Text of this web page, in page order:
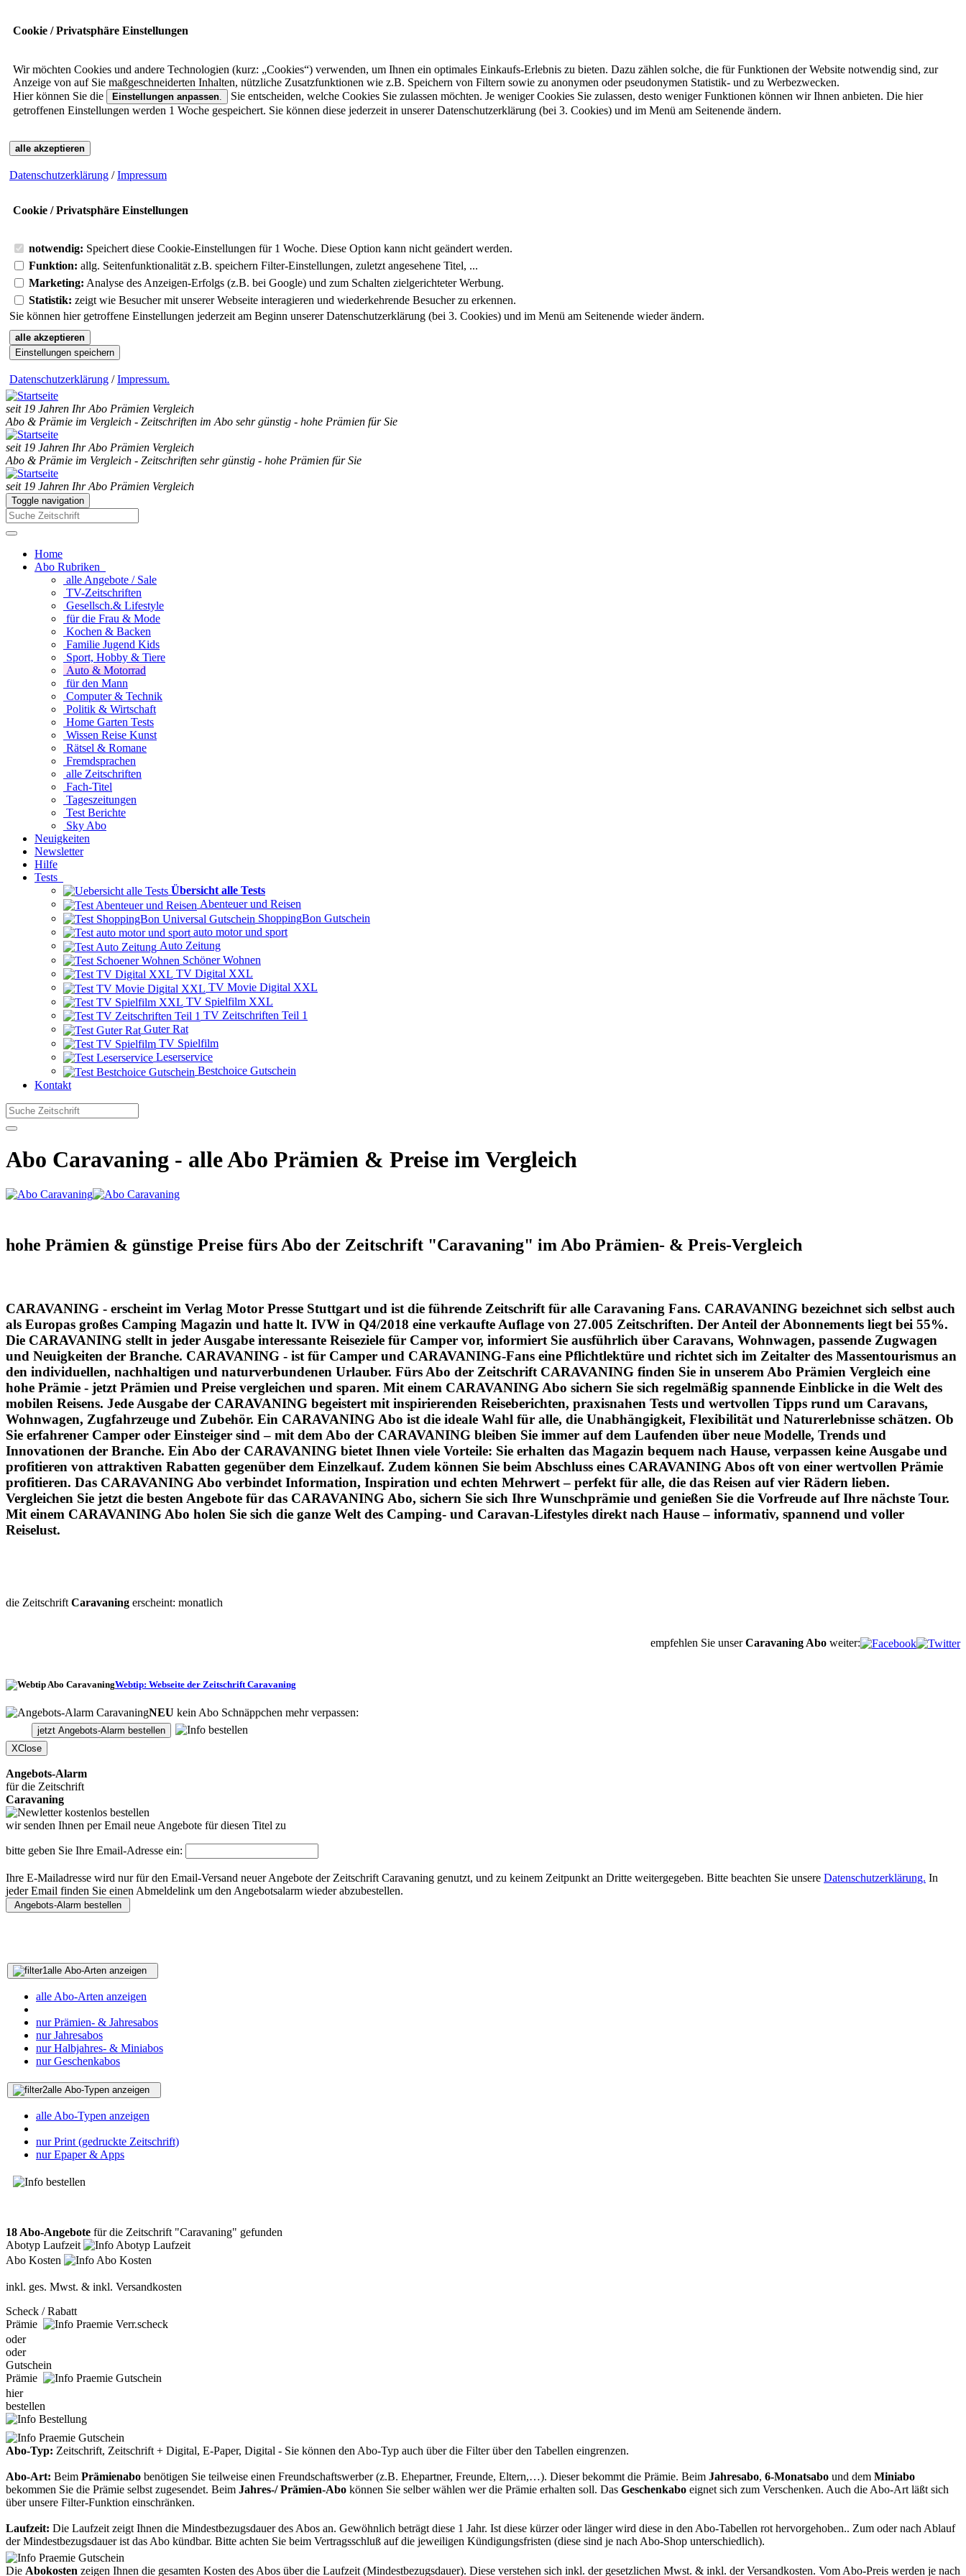
Cookie / Privatsphäre Einstellungen
Wir möchten Cookies und andere Technologien (kurz: „Cookies“) verwenden, um Ihnen ein optimales Einkaufs-Erlebnis zu bieten. Dazu zählen solche, die für Funktionen der Website notwendig sind, zur
Anzeige von auf Sie maßgeschneiderten Inhalten, nützliche Zusatzfunktionen wie z.B. Speichern von Filtern sowie zu anonymen oder pseudonymen Statistik- und zu Werbezwecken.
Hier können Sie die
Einstellungen anpassen.
Sie entscheiden, welche Cookies Sie zulassen möchten. Je weniger Cookies Sie zulassen, desto weniger Funktionen können wir Ihnen anbieten. Die hier
getroffenen Einstellungen werden 1 Woche gespeichert. Sie können diese jederzeit in unserer Datenschutzerklärung (bei 3. Cookies) und im Menü am Seitenende ändern.
alle akzeptieren
Datenschutzerklärung /Impressum
Cookie / Privatsphäre Einstellungen
notwendig: Speichert diese Cookie-Einstellungen für 1 Woche. Diese Option kann nicht geändert werden.
Funktion: allg. Seitenfunktionalität z.B. speichern Filter-Einstellungen, zuletzt angesehene Titel, ...
Marketing: Analyse des Anzeigen-Erfolgs (z.B. bei Google) und zum Schalten zielgerichteter Werbung.
Statistik: zeigt wie Besucher mit unserer Webseite interagieren und wiederkehrende Besucher zu erkennen.
Sie können hier getroffene Einstellungen jederzeit am Beginn unserer Datenschutzerklärung (bei 3. Cookies) und im Menü am Seitenende wieder ändern.
alle akzeptieren
Einstellungen speichern
Datenschutzerklärung /Impressum.
seit 19 Jahren Ihr Abo Prämien Vergleich
Abo & Prämie im Vergleich - Zeitschriften im Abo sehr günstig - hohe Prämien für Sie
seit 19 Jahren Ihr Abo Prämien Vergleich
Abo & Prämie im Vergleich - Zeitschriften sehr günstig - hohe Prämien für Sie
seit 19 Jahren Ihr Abo Prämien Vergleich
Toggle navigation
Home
Abo Rubriken
alle Angebote / Sale
TV-Zeitschriften
Gesellsch.& Lifestyle
für die Frau & Mode
Kochen & Backen
Familie Jugend Kids
Sport, Hobby & Tiere
Auto & Motorrad
für den Mann
Computer & Technik
Politik & Wirtschaft
Home Garten Tests
Wissen Reise Kunst
Rätsel & Romane
Fremdsprachen
alle Zeitschriften
Fach-Titel
Tageszeitungen
Test Berichte
Sky Abo
Neuigkeiten
Newsletter
Hilfe
Tests
Übersicht alle Tests
Abenteuer und Reisen
ShoppingBon Gutschein
auto motor und sport
Auto Zeitung
Schöner Wohnen
TV Digital XXL
TV Movie Digital XXL
TV Spielfilm XXL
TV Zeitschriften Teil 1
Guter Rat
TV Spielfilm
Leserservice
Bestchoice Gutschein
Kontakt
Abo Caravaning - alle Abo Prämien & Preise im Vergleich
hohe Prämien & günstige Preise fürs Abo der Zeitschrift "Caravaning" im Abo Prämien- & Preis-Vergleich
CARAVANING - erscheint im Verlag Motor Presse Stuttgart und ist die führende Zeitschrift für alle Caravaning Fans. CARAVANING bezeichnet sich selbst auch
als Europas großes Camping Magazin und hatte lt. IVW in Q4/2018 eine verkaufte Auflage von 27.005 Zeitschriften. Der Anteil der Abonnements liegt bei 55%.
Die CARAVANING stellt in jeder Ausgabe interessante Reiseziele für Camper vor, informiert Sie ausführlich über Caravans, Wohnwagen, passende Zugwagen
und Neuigkeiten der Branche. CARAVANING - ist für Camper und CARAVANING-Fans eine Pflichtlektüre und richtet sich im Zeitalter des Massentourismus an
den individuellen, nachhaltigen und naturverbundenen Urlauber. Fürs Abo der Zeitschrift CARAVANING finden Sie in unserem Abo Prämien Vergleich eine
hohe Prämie - jetzt Prämien und Preise vergleichen und sparen. Mit einem CARAVANING Abo sichern Sie sich regelmäßig spannende Einblicke in die Welt des
mobilen Reisens. Jede Ausgabe der CARAVANING begeistert mit inspirierenden Reiseberichten, praxisnahen Tests und wertvollen Tipps rund um Caravans,
Wohnwagen, Zugfahrzeuge und Zubehör. Ein CARAVANING Abo ist die ideale Wahl für alle, die Unabhängigkeit, Flexibilität und Naturerlebnisse schätzen. Ob
Sie erfahrener Camper oder Einsteiger sind – mit dem Abo der CARAVANING bleiben Sie immer auf dem Laufenden über neue Modelle, Trends und
Innovationen der Branche. Ein Abo der CARAVANING bietet Ihnen viele Vorteile: Sie erhalten das Magazin bequem nach Hause, verpassen keine Ausgabe und
profitieren von attraktiven Rabatten gegenüber dem Einzelkauf. Zudem können Sie beim Abschluss eines CARAVANING Abos oft von einer wertvollen Prämie
profitieren. Das CARAVANING Abo verbindet Information, Inspiration und echten Mehrwert – perfekt für alle, die das Reisen auf vier Rädern lieben.
Vergleichen Sie jetzt die besten Angebote für das CARAVANING Abo, sichern Sie sich Ihre Wunschprämie und genießen Sie die Vorfreude auf Ihre nächste Tour.
Mit einem CARAVANING Abo holen Sie sich die ganze Welt des Camping- und Caravan-Lifestyles direkt nach Hause – informativ, spannend und voller
Reiselust.
die Zeitschrift Caravaning erscheint: monatlich
empfehlen Sie unserCaravaning Abo weiter:
Webtip: Webseite der Zeitschrift Caravaning
NEU kein Abo Schnäppchen mehr verpassen:
jetzt Angebots-Alarm bestellen
XClose
Angebots-Alarm
für die Zeitschrift
Caravaning
wir senden Ihnen per Email neue Angebote für diesen Titel zu
bitte geben Sie Ihre Email-Adresse ein:
Ihre E-Mailadresse wird nur für den Email-Versand neuer Angebote der Zeitschrift Caravaning genutzt, und zu keinem Zeitpunkt an Dritte weitergegeben. Bitte beachten Sie unsere Datenschutzerklärung. In
jeder Email finden Sie einen Abmeldelink um den Angebotsalarm wieder abzubestellen.
alle Abo-Arten anzeigen
alle Abo-Arten anzeigen
nur Prämien- & Jahresabos
nur Jahresabos
nur Halbjahres- & Miniabos
nur Geschenkabos
alle Abo-Typen anzeigen
alle Abo-Typen anzeigen
nur Print (gedruckte Zeitschrift)
nur Epaper & Apps
18 Abo-Angebote für die Zeitschrift "Caravaning" gefunden
Abotyp Laufzeit
Abo Kosten
inkl. ges. Mwst. & inkl. Versandkosten
Scheck / Rabatt
Prämie
oder
oder
Gutschein
Prämie
hier
bestellen
Abo-Typ: Zeitschrift, Zeitschrift + Digital, E-Paper, Digital - Sie können den Abo-Typ auch über die Filter über den Tabellen eingrenzen.
Abo-Art: Beim Prämienabo benötigen Sie teilweise einen Freundschaftswerber (z.B. Ehepartner, Freunde, Eltern,…). Dieser bekommt die Prämie. Beim Jahresabo, 6-Monatsabo und dem Miniabo
bekommen Sie die Prämie selbst zugesendet. Beim Jahres-/ Prämien-Abo können Sie selber wählen wer die Prämie erhalten soll. Das Geschenkabo eignet sich zum Verschenken. Auch die Abo-Art läßt sich
über unsere Filter-Funktion einschränken.
Laufzeit: Die Laufzeit zeigt Ihnen die Mindestbezugsdauer des Abos an. Gewöhnlich beträgt diese 1 Jahr. Ist diese kürzer oder länger wird diese in den Abo-Tabellen rot hervorgehoben.. Zum oder nach Ablauf
der Mindestbezugsdauer ist das Abo kündbar. Bitte achten Sie beim Vertragsschluß auf die jeweiligen Kündigungsfristen (diese sind je nach Abo-Shop unterschiedlich).
Die Abokosten zeigen Ihnen die gesamten Kosten des Abos über die Laufzeit (Mindestbezugsdauer). Diese verstehen sich inkl. der gesetzlichen Mwst. & inkl. der Versandkosten. Vom Abo-Preis werden je nach